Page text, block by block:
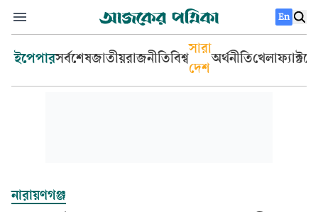
En
ইপেপারসর্বশেষজাতীয়রাজনীতিবিশ্ব
সারা
দেশ
অর্থনীতিখেলা
নারায়ণগঞ্জ